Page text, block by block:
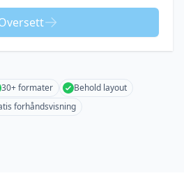
30+ formater
Behold layout
forhåndsvisning